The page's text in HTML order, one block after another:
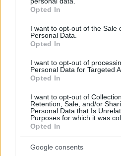
grant or deny consent to Google
use your data for below
consent section.
Opted In
I want to opt-out of the Sale
Personal Data.
Opted In
I want to opt-out of
Personal Data for Targeted
Opted In
I want to opt-out of
Retention, Sale, and/or
Personal Data that Is
Purposes for which it was
Opted In
Google consents
«με συντονισμένο
επιδημιολογική
«Η υποπαραλλαγή BF.7
κυρίαρχη στην Κίνα
Ευρώπη και δεν
επαγρυπνούμε» και
λήψη περιοριστικών
απαραίτητο», εξήγησε η